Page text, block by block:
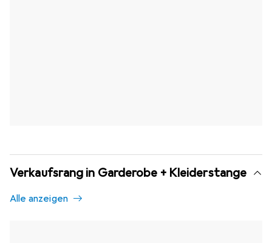
Verkaufsrang in Garderobe + Kleiderstange
Alle anzeigen